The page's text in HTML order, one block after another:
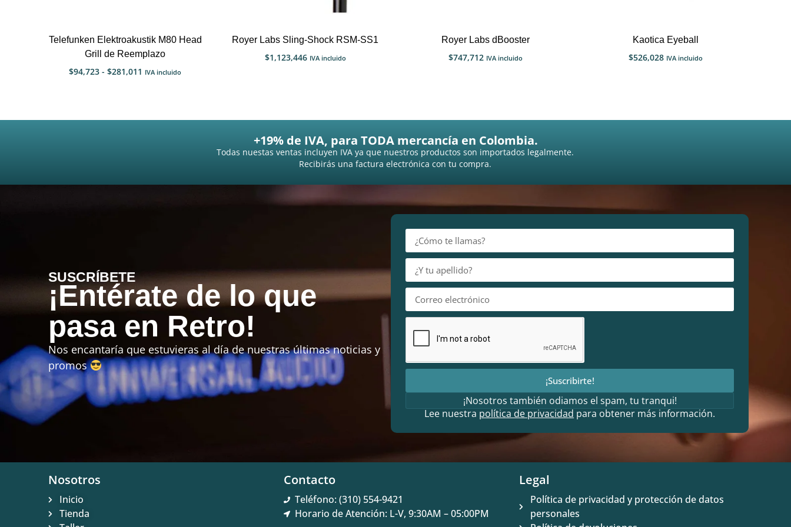
Telefunken Elektroakustik M80 Head
Grill de Reemplazo
$94,723 - $281,011 IVA incluido
Royer Labs Sling-Shock RSM-SS1
$1,123,446 IVA incluido
Royer Labs dBooster
$747,712 IVA incluido
Kaotica Eyeball
$526,028 IVA incluido
+19% de IVA, para TODA mercancía en Colombia.
Todas nuestas ventas incluyen IVA ya que nuestros productos son importados legalmente.
Recibirás una factura electrónica con tu compra.
SUSCRÍBETE
¡Entérate de lo que
pasa en Retro!
Nos encantaría que estuvieras al día de nuestras últimas noticias y
promos
¡Suscribirte!
¡Nosotros también odiamos el spam, tu tranqui!
Lee nuestra política de privacidad para obtener más información.
Nosotros
Inicio
Tienda
Contacto
Teléfono: (310) 554-9421
Horario de Atención: L-V, 9:30AM – 05:00PM
Legal
Política de privacidad y protección de datos
personales